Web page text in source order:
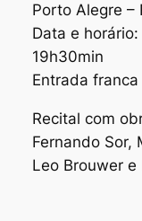
Porto Alegre –
Data e
19h30min
Entrada franca
Recital com
Fernando Sor,
Leo Brouwer